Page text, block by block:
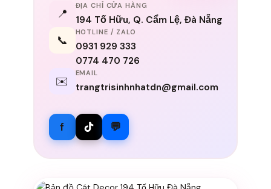
📍
ĐỊA CHỈ CỬA HÀNG
194 Tố Hữu, Q. Cẩm Lệ, Đà Nẵng
📞
HOTLINE / ZALO
0931 929 333
0774 470 726
✉️
EMAIL
trangtrisinhnhatdn@gmail.com
f 💬